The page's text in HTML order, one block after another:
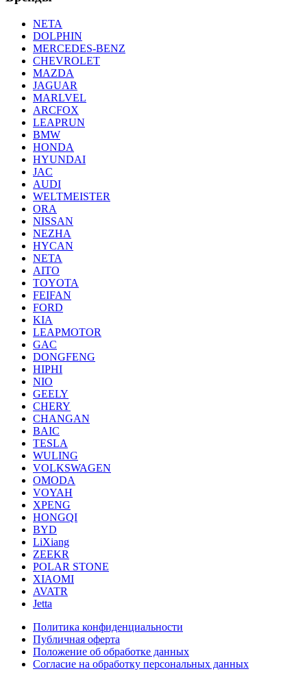
NETA
DOLPHIN
MERCEDES-BENZ
CHEVROLET
MAZDA
JAGUAR
MARLVEL
ARCFOX
LEAPRUN
BMW
HONDA
HYUNDAI
JAC
AUDI
WELTMEISTER
ORA
NISSAN
NEZHA
HYCAN
NETA
AITO
TOYOTA
FEIFAN
FORD
KIA
LEAPMOTOR
GAC
DONGFENG
HIPHI
NIO
GEELY
CHERY
CHANGAN
BAIC
TESLA
WULING
VOLKSWAGEN
OMODA
VOYAH
XPENG
HONGQI
BYD
LiXiang
ZEEKR
POLAR STONE
XIAOMI
AVATR
Jetta
Политика конфиденциальности
Публичная оферта
Положение об обработке данных
Cогласие на обработку персональных данных